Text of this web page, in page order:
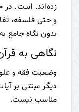
زده‌اند. است. در
و حتی فلسفه،
بدون نگاه جامع
نگاهی به
وضعیت فقه و
دیگر مبتنی بر
مناسب نیست.